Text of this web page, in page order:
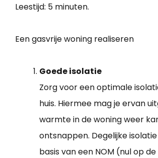
Leestijd: 5 minuten.
Een gasvrije woning realiseren
Goede isolatie
Zorg voor een optimale
huis. Hiermee mag je ervan
warmte in de woning weer
ontsnappen. Degelijke
basis van een NOM (nul op